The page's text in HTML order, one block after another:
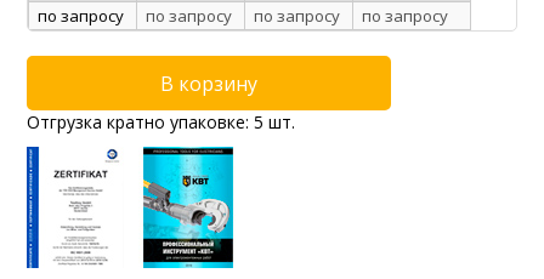
по запросу
по запросу по запросу по запросу
Отгрузка кратно упаковке: 5 шт.